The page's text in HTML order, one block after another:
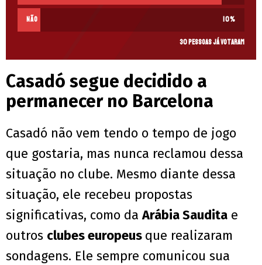
Não 10%
30 pessoas já votaram
Casadó segue decidido a
permanecer no Barcelona
Casadó não vem tendo o tempo de jogo
que gostaria, mas nunca reclamou dessa
situação no clube. Mesmo diante dessa
situação, ele recebeu propostas
significativas, como daArábia Saudita e
outros clubes europeus que realizaram
sondagens. Ele sempre comunicou sua